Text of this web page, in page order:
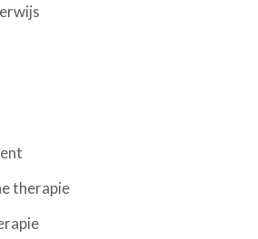
therapie